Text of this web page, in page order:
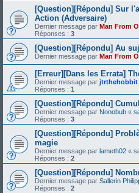
[Question][Répondu] Sur
Action (Adversaire)
Dernier message par Man From
Réponses : 3
[Question][Répondu] Au
Dernier message par Man From
[Erreur][Dans les Errata]
Dernier message par jtrthehobbit
Réponses : 1
[Question][Répondu]
Dernier message par Nonobub «
Réponses : 3
[Question][Répondu]
magie
Dernier message par lameth02 «
Réponses : 2
[Question][Répondu]
Dernier message par Sallerin
Réponses : 2